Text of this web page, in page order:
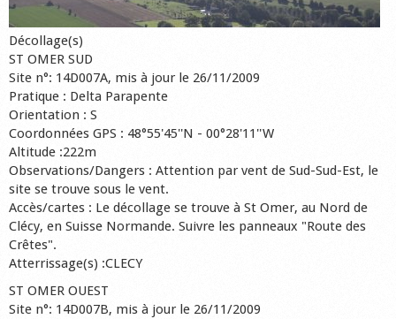
Décollage(s)
ST OMER SUD
Site n°: 14D007A, mis à jour le 26/11/2009
Pratique : Delta Parapente
Orientation : S
Coordonnées GPS : 48°55'45''N - 00°28'11''W
Altitude :222m
Observations/Dangers : Attention par vent de Sud-Sud-Est, le
site se trouve sous le vent.
Accès/cartes : Le décollage se trouve à St Omer, au Nord de
Clécy, en Suisse Normande. Suivre les panneaux "Route des
Crêtes".
Atterrissage(s) :CLECY
ST OMER OUEST
Site n°: 14D007B, mis à jour le 26/11/2009